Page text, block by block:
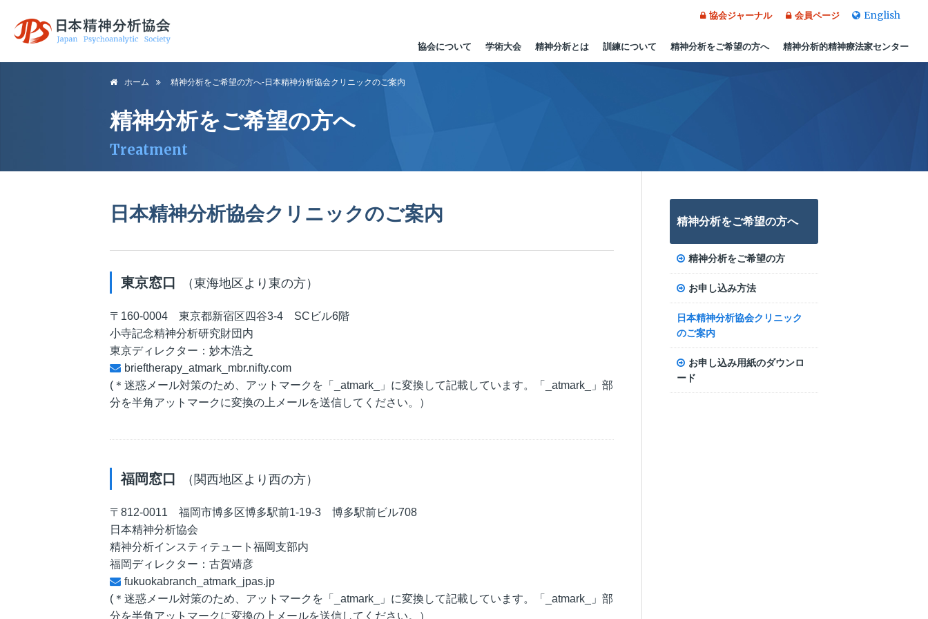
日本精神分析協
協会ジャーナル 会員ページ English
協会について 学術大会 精神分析とは 訓練について 精神分析をご希望の方へ 精神分析的精神療法家センター
ホーム 精神分析をご希望の方へ-日本精神分析協会クリニックのご案内
精神分析をご希望の方へ
Treatment
日本精神分析協会クリニックのご案内
東京窓口 （東海地区より東の方）
〒160-0004 東京都新宿区四谷3-4 SCビル6階
小寺記念精神分析研究財団内
東京ディレクター：妙木浩之
brieftherapy_atmark_mbr.nifty.com
(＊迷惑メール対策のため、アットマークを「_atmark_」に変換して記載しています。「_atmark_」部
分を半角アットマークに変換の上メールを送信してください。）
福岡窓口 （関西地区より西の方）
〒812-0011 福岡市博多区博多駅前1-19-3 博多駅前ビル708
日本精神分析協会
精神分析インスティテュート福岡支部内
福岡ディレクター：古賀靖彦
fukuokabranch_atmark_jpas.jp
(＊迷惑メール対策のため、アットマークを「_atmark_」に変換して記載しています。「_atmark_」部
分を半角アットマークに変換の上メールを送信してください。）
精神分析をご希望の方へ
精神分析をご希望の方
お申し込み方法
日本精神分析協会クリニック
のご案内
お申し込み用紙のダウンロ
ード